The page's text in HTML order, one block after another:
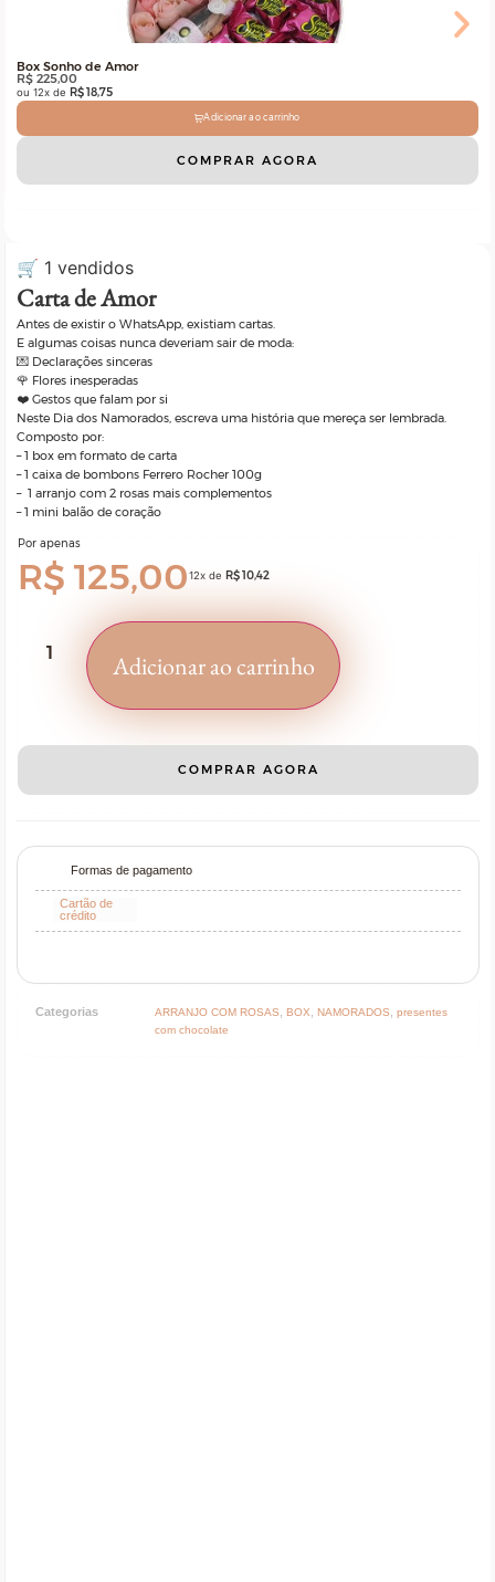
Box Sonho de Amor
R$ 225,00
ou 12x de R$18,75
Adicionar ao carrinho
COMPRAR AGORA
🛒 1 vendidos
Carta de Amor
Antes de existir o WhatsApp, existiam cartas.
E algumas coisas nunca deveriam sair de moda:
💌 Declarações sinceras
🌹 Flores inesperadas
❤️ Gestos que falam por si
Neste Dia dos Namorados, escreva uma história que mereça ser lembrada.
Composto por:
– 1 box em formato de carta
– 1 caixa de bombons Ferrero Rocher 100g
– 1 arranjo com 2 rosas mais complementos
– 1 mini balão de coração
Por apenas
R$ 125,0012x de R$10,42
Adicionar ao carrinho
COMPRAR AGORA
Categorias ARRANJO COM ROSAS ,BOX ,NAMORADOS ,presentes
com chocolate
Formas de pagamento
Cartão de
crédito